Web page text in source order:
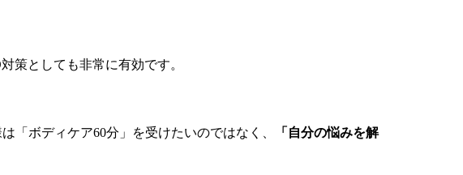
策としても非常に有効です。
「ボディケア60分」を受けたいのではなく、
「自分の悩みを解